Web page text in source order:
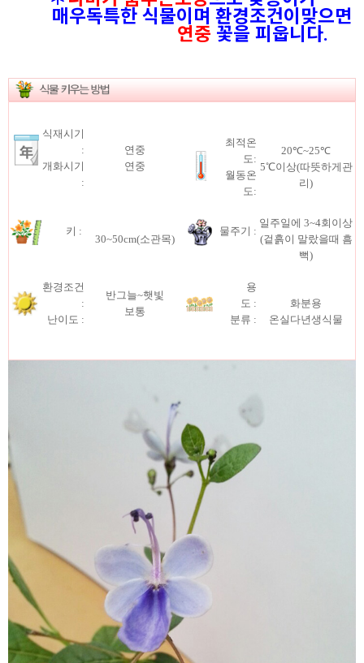
매우독특한 식물이며 환경조건이맞으면
연중 꽃을 피웁니다.
식재시기
:
개화시기
:
연중
연중
최적온
도:
월동온
도:
20℃~25℃
5℃이상(따뜻하게관
리)
키 :
30~50cm(소관목)
물주기 :
일주일에 3~4회이상
(겉흙이 말랐을때 흠
뻑)
환경조건
:
난이도 :
반그늘~햇빛
보통
용
도 :
분류 :
화분용
온실다년생식물